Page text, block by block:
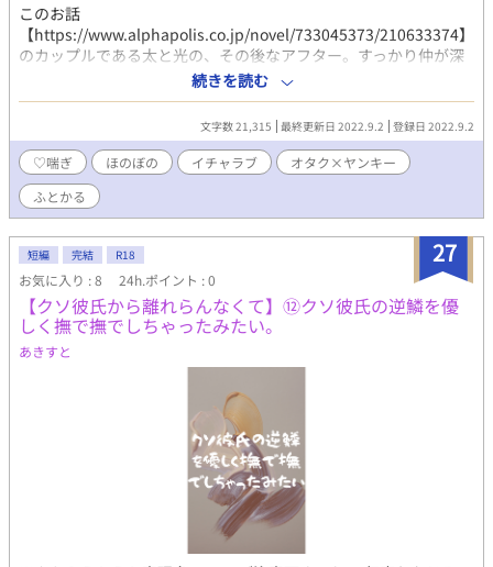
このお話
【https://www.alphapolis.co.jp/novel/733045373/210633374】
のカップルである太と光の、その後なアフター。すっかり仲が深
まり毎日イチャラブな日々を送るバカップルなふたりの、初デー
トの話です。基本はゆるふわほのぼのシリアス。スケベもありま
すが(3ページ目です)愛情多めで全体的に甘々。 シリーズタグ→ふ
とかる pixiv/ムーンライトノベルズにも同作品を投稿していま
す。 なにかありましたら(web拍手/絵文字不可)
http://bit.ly/38kXFb0 Twitter垢・拍手返信はこちらにて
https://twitter.com/show1write
続きを読む
文字数 21,315 最終更新日 2022.9.2 登録日 2022.9.2
♡喘ぎ ほのぼの イチャラブ
オタク×ヤンキー
ふとかる
27
短編 完結 R18
お気に入り : 8 24h.ポイント : 0
【クソ彼氏から離れらんなくて】⑫クソ彼氏の逆鱗を優
しく撫で撫でしちゃったみたい。
あきすと